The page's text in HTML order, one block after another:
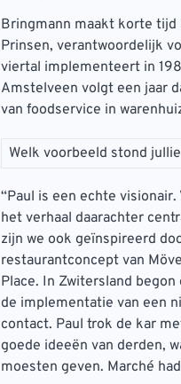
Bringmann maakt korte tijd
Prinsen, verantwoordelijk
viertal implementeert in
Amstelveen volgt een jaar
van foodservice in
Welk voorbeeld stond
“Paul is een echte
het verhaal daarachter
zijn we ook geïnspireerd
restaurantconcept van
Place. In Zwitersland
de implementatie van een
contact. Paul trok de kar
goede ideeën van derden,
moesten geven. Marché